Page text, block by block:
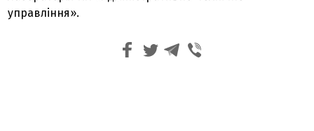
управління».